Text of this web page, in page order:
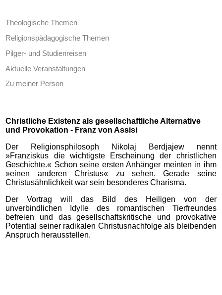
Theologische Themen
Religionspädagogische Themen
Pilger- und Studienreisen
Aktuelle Veranstaltungen
Zu meiner Person
Christliche Existenz als gesellschaftliche Alternative
und Provokation - Franz von Assisi
Der Religionsphilosoph Nikolaj Berdjajew nennt
»Franziskus die wichtigste Erscheinung der christlichen
Geschichte.« Schon seine ersten Anhänger meinten in ihm
»einen anderen Christus« zu sehen. Gerade seine
Christusähnlichkeit war sein besonderes Charisma.
Der Vortrag will das Bild des Heiligen von der
unverbindlichen Idylle des romantischen Tierfreundes
befreien und das gesellschaftskritische und provokative
Potential seiner radikalen Christusnachfolge als bleibenden
Anspruch herausstellen.